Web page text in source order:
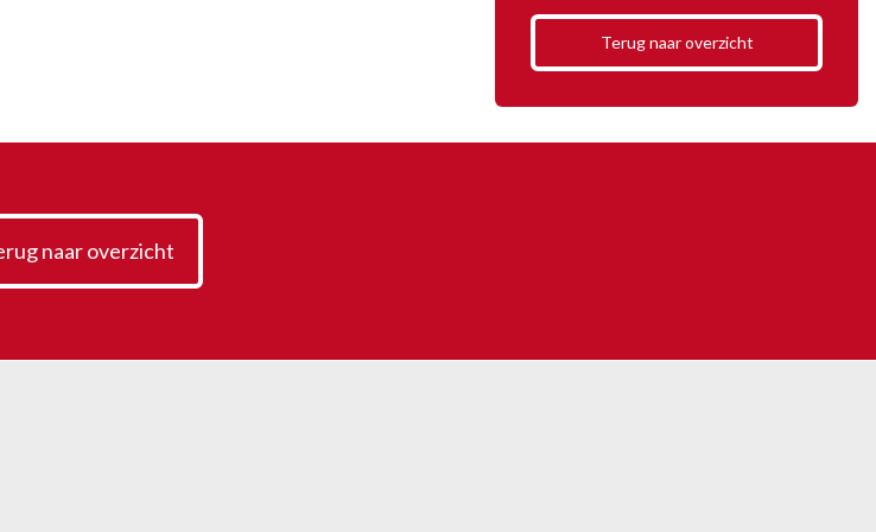
Terug naar overzicht
naar overzicht